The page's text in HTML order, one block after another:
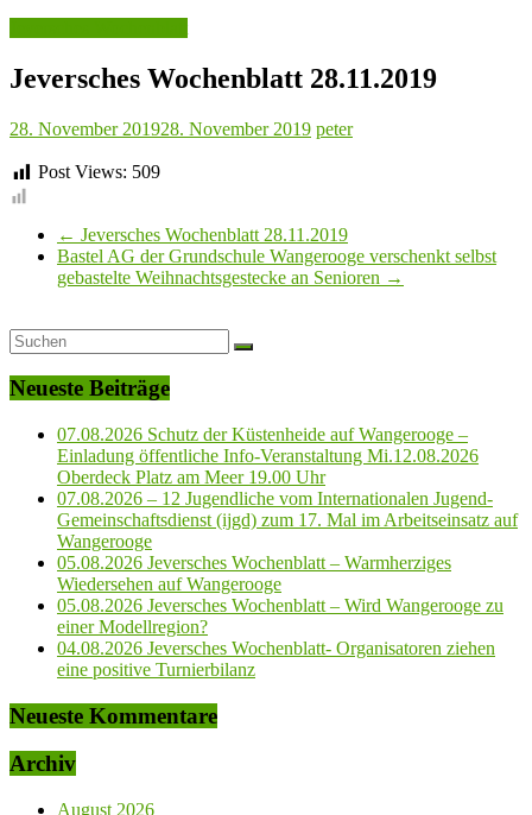
Jeversches Wochenblatt 28.11.2019
28. November 201928. November 2019 peter
Post Views: 509
← Jeversches Wochenblatt 28.11.2019
Bastel AG der Grundschule Wangerooge verschenkt selbst
gebastelte Weihnachtsgestecke an Senioren →
Neueste Beiträge
07.08.2026 Schutz der Küstenheide auf Wangerooge –
Einladung öffentliche Info-Veranstaltung Mi.12.08.2026
Oberdeck Platz am Meer 19.00 Uhr
07.08.2026 – 12 Jugendliche vom Internationalen Jugend-
Gemeinschaftsdienst (ijgd) zum 17. Mal im Arbeitseinsatz auf
Wangerooge
05.08.2026 Jeversches Wochenblatt – Warmherziges
Wiedersehen auf Wangerooge
05.08.2026 Jeversches Wochenblatt – Wird Wangerooge zu
einer Modellregion?
04.08.2026 Jeversches Wochenblatt- Organisatoren ziehen
eine positive Turnierbilanz
Neueste Kommentare
Archiv
August 2026